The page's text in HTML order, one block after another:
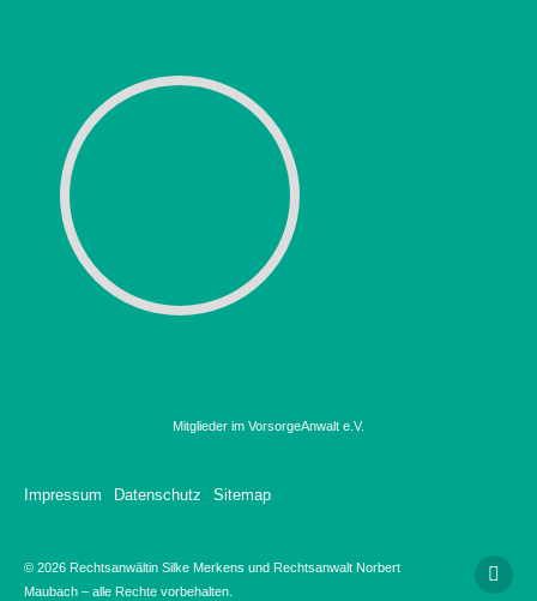
Mitglieder im VorsorgeAnwalt e.V.
Impressum Datenschutz Sitemap
© 2026 Rechtsanwältin Silke Merkens und Rechtsanwalt Norbert
Maubach – alle Rechte vorbehalten.